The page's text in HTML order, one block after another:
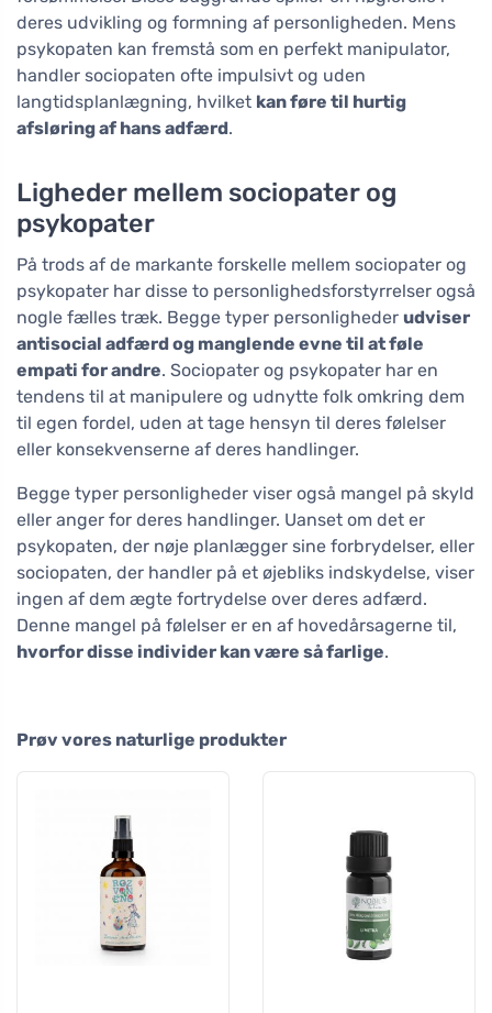
deres udvikling og formning af personligheden. Mens
psykopaten kan fremstå som en perfekt manipulator,
handler sociopaten ofte impulsivt og uden
langtidsplanlægning, hvilket kan føre til hurtig
afsløring af hans adfærd.
Ligheder mellem sociopater og
psykopater
På trods af de markante forskelle mellem sociopater og
psykopater har disse to personlighedsforstyrrelser også
nogle fælles træk. Begge typer personligheder udviser
antisocial adfærd og manglende evne til at føle
empati for andre. Sociopater og psykopater har en
tendens til at manipulere og udnytte folk omkring dem
til egen fordel, uden at tage hensyn til deres følelser
eller konsekvenserne af deres handlinger.
Begge typer personligheder viser også mangel på skyld
eller anger for deres handlinger. Uanset om det er
psykopaten, der nøje planlægger sine forbrydelser, eller
sociopaten, der handler på et øjebliks indskydelse, viser
ingen af dem ægte fortrydelse over deres adfærd.
Denne mangel på følelser er en af hovedårsagerne til,
hvorfor disse individer kan være så farlige.
Prøv vores naturlige produkter